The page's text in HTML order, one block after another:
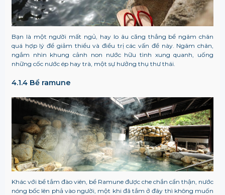
Bạn là một người mất ngủ, hay lo âu căng thẳng bể ngâm chân
quá hợp lý để giảm thiểu và điều trị các vấn đề này. Ngâm chân,
ngắm nhìn khung cảnh non nước hữu tình xung quanh, uống
những cốc nước ép hay trà, một sự hưởng thụ thư thái.
4.1.4 Bể ramune
Khác với bể tắm đào viên, bể Ramune được che chắn cẩn thận, nước
nóng bốc lên phả vào người, một khi đã tắm ở đây thì không muốn